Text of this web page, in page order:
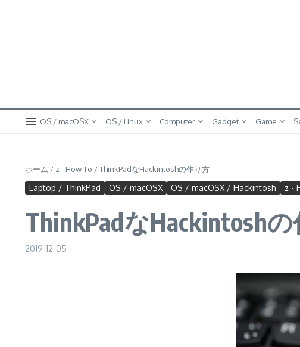
OS / macOSX OS / Linux Computer Gadget Game
ホーム / z - How To /ThinkPadなHackintoshの作り方
Laptop / ThinkPad OS / macOSX OS / macOSX / Hackintosh z -
ThinkPadなHackintosh
2019-12-05